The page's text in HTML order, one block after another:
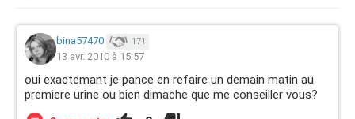
bina57470 171
13 avr. 2010 à 15:57
oui exactemant je pance en refaire un demain matin au
premiere urine ou bien dimache que me conseiller vous?